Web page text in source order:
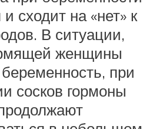
сходит на «нет» к
В ситуации,
женщины
при
сосков гормоны